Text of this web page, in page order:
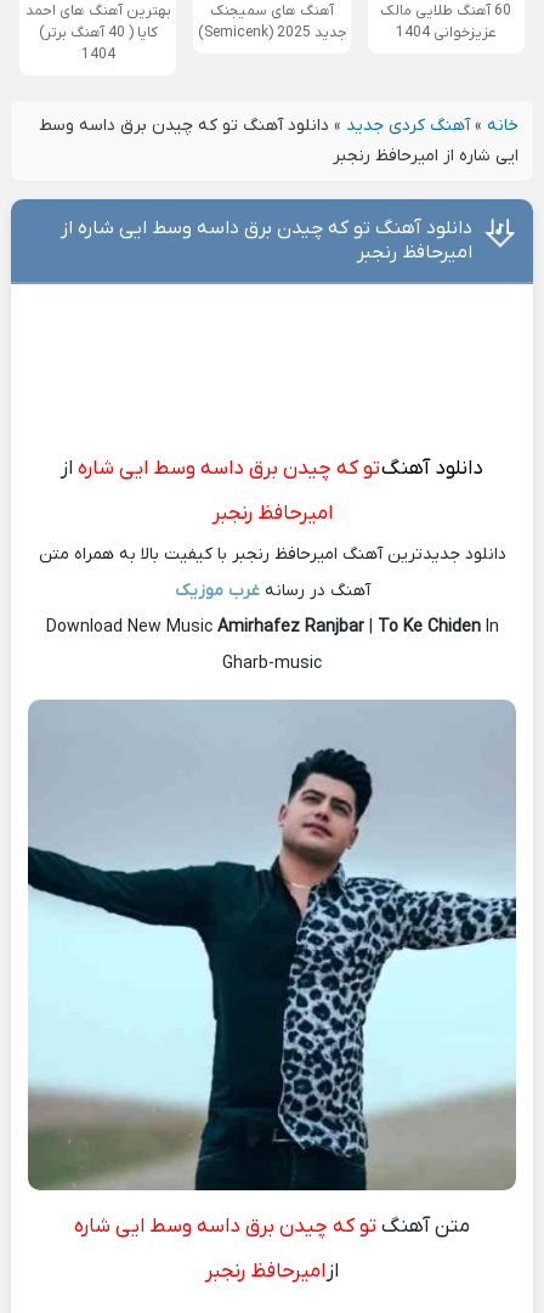
60 آهنگ طلایی مالک
عزیزخوانی 1404
آهنگ های سمیجنک
جدید 2025 (Semicenk)
بهترین آهنگ های احمد
کایا ( 40 آهنگ برتر)
1404
خانه»آهنگ کردی جدید » دانلود آهنگ تو که چیدن برق داسه وسط
ایی شاره از امیرحافظ رنجبر
دانلود آهنگ تو که چیدن برق داسه وسط ایی شاره از
امیرحافظ رنجبر
دانلود آهنگتو که چیدن برق داسه وسط ایی شاره از
امیرحافظ رنجبر
دانلود جدیدترین آهنگ امیرحافظ رنجبر با کیفیت بالا به همراه متن
آهنگ در رسانهغرب موزیک
Download New Music Amirhafez Ranjbar| To Ke ChidenIn
Gharb-music
متن آهنگ تو که چیدن برق داسه وسط ایی شاره
از امیرحافظ رنجبر